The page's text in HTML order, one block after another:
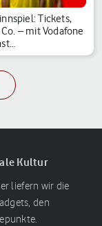
Tickets,
– mit Vodafone
Kultur
liefern wir die
den